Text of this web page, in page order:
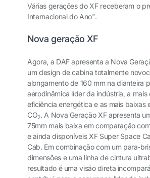
Várias gerações do XF receberam o
Internacional do Ano".
Nova geração XF
Agora, a DAF apresenta a Nova
um design de cabina totalmente novo
alongamento de 160 mm na dianteira
aerodinâmica líder da indústria, a mais
eficiência energética e as mais baixas
CO2. A Nova Geração XF apresenta
75mm mais baixa em comparação
e ainda disponíveis XF Super Space
Cab. Em combinação com um para-
dimensões e uma linha de cintura
resultado é uma visão direta